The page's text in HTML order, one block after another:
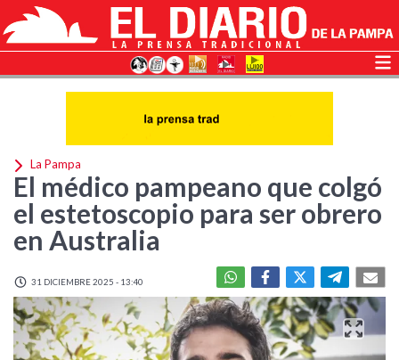
La Pampa
El médico pampeano que colgó
el estetoscopio para ser obrero
en Australia
31 DICIEMBRE 2025 - 13:40